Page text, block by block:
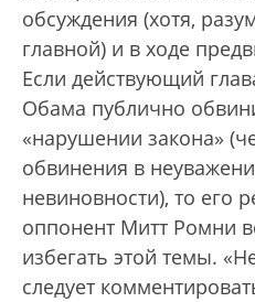
обсуждения (хотя,
главной) и в ходе
Если действующий
Обама публично
«нарушении закона»
обвинения в
невиновности), то его
оппонент Митт Ромни
избегать этой темы.
следует